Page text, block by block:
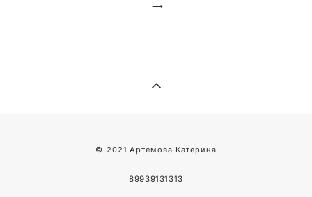
⟶
© 2021 Артемова Катерина
89939131313